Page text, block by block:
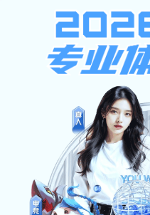
pc加拿大预算
网站首页 学校概况